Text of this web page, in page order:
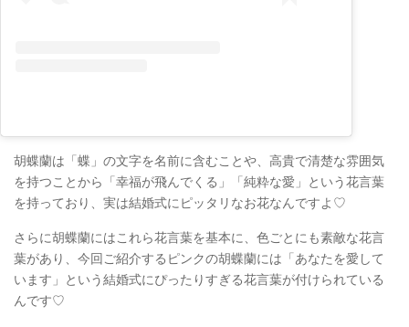
胡蝶蘭は「蝶」の文字を名前に含むことや、高貴で清楚な雰囲気
を持つことから「幸福が飛んでくる」「純粋な愛」という花言葉
を持っており、実は結婚式にピッタリなお花なんですよ♡
さらに胡蝶蘭にはこれら花言葉を基本に、色ごとにも素敵な花言
葉があり、今回ご紹介するピンクの胡蝶蘭には「あなたを愛して
います」という結婚式にぴったりすぎる花言葉が付けられている
んです♡